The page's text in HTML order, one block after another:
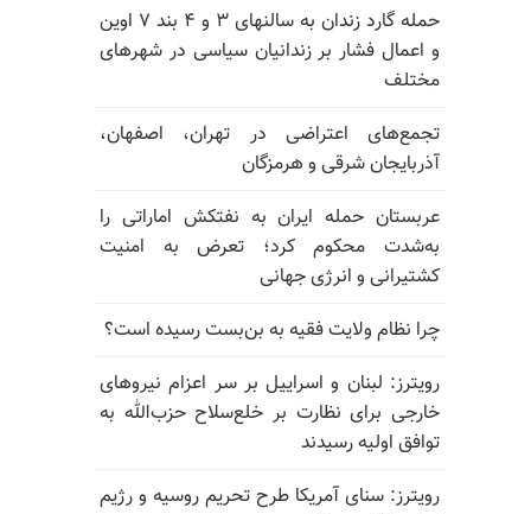
حمله گارد زندان به سالنهای ۳ و ۴ بند ۷ اوین
و اعمال فشار بر زندانیان سیاسی در شهرهای
مختلف
تجمع‌های اعتراضی در تهران، اصفهان،
آذربایجان شرقی و هرمزگان
عربستان حمله ایران به نفتکش اماراتی را
به‌شدت محکوم کرد؛ تعرض به امنیت
کشتیرانی و انرژی جهانی
چرا نظام ولایت فقیه به بن‌بست رسیده است؟
رویترز: لبنان و اسراییل بر سر اعزام نیروهای
خارجی برای نظارت بر خلع‌سلاح حزب‌الله به
توافق اولیه رسیدند
رویترز: سنای آمریکا طرح تحریم روسیه و رژیم